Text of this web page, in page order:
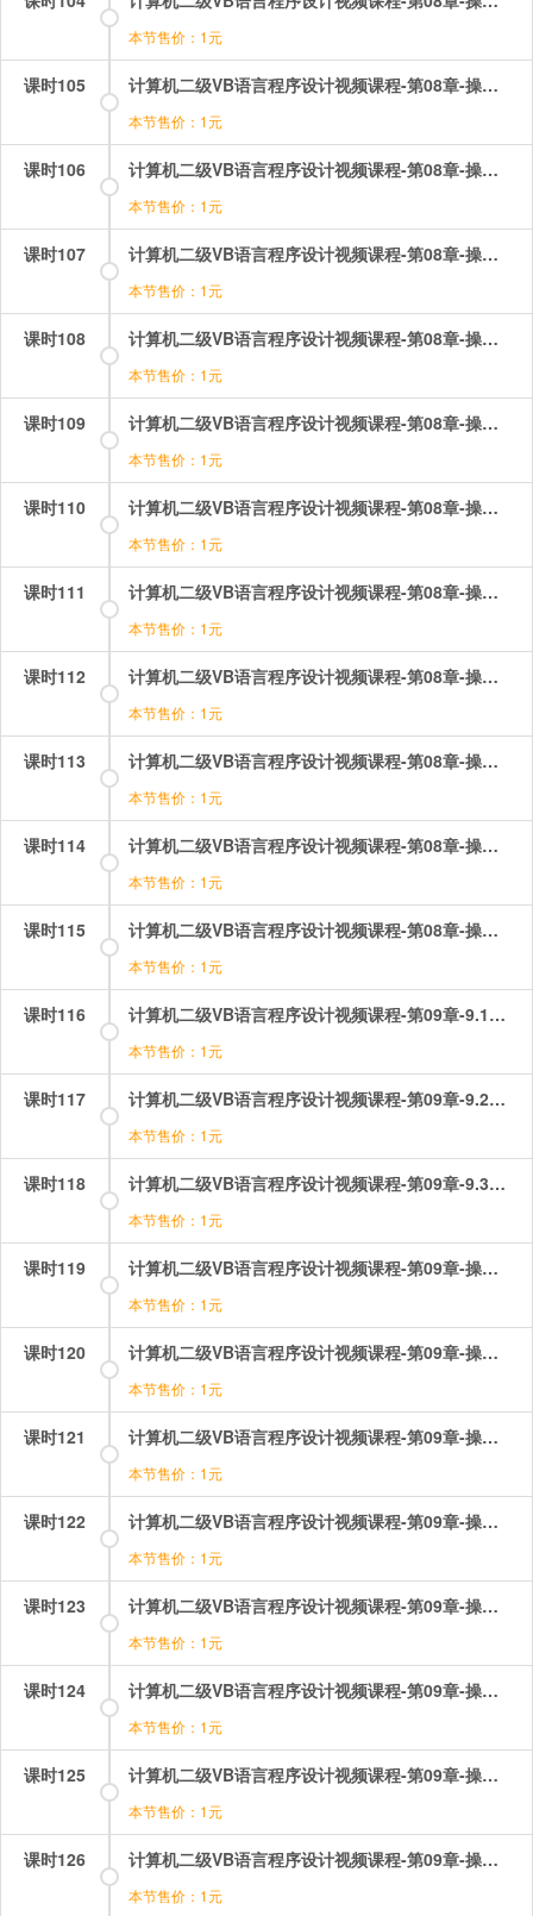
本节售价：1元
课时105 计算机二级VB语言程序设计视频课程-第08章-操作：控件数组及其基本操作.mp4
本节售价：1元
课时106 计算机二级VB语言程序设计视频课程-第08章-操作：控件数组的综合应用题.mp4
本节售价：1元
课时107 计算机二级VB语言程序设计视频课程-第08章-操作：数组的初始化三个函数.mp4
本节售价：1元
课时108 计算机二级VB语言程序设计视频课程-第08章-操作：数组的初始化排序.mp4
本节售价：1元
课时109 计算机二级VB语言程序设计视频课程-第08章-操作：数组的初始化数组的交换与合并.mp4
本节售价：1元
课时110 计算机二级VB语言程序设计视频课程-第08章-操作：数组的定义.mp4
本节售价：1元
课时111 计算机二级VB语言程序设计视频课程-第08章-操作：数组的清除和重新定义.mp4
本节售价：1元
课时112 计算机二级VB语言程序设计视频课程-第08章-操作：数组的综合应用1菲伯纳数列.mp4
本节售价：1元
课时113 计算机二级VB语言程序设计视频课程-第08章-操作：数组的综合应用2统计各分数段人数.mp4
本节售价：1元
课时114 计算机二级VB语言程序设计视频课程-第08章-操作：数组的综合应用3计算运费.mp4
本节售价：1元
课时115 计算机二级VB语言程序设计视频课程-第08章-操作：数组的综合应用4各行平均值的最大最小值.mp4
本节售价：1元
课时116 计算机二级VB语言程序设计视频课程-第09章-9.1Sub过程.mp4
本节售价：1元
课时117 计算机二级VB语言程序设计视频课程-第09章-9.2Funtion过程.mp4
本节售价：1元
课时118 计算机二级VB语言程序设计视频课程-第09章-9.3参数传送.mp4
本节售价：1元
课时119 计算机二级VB语言程序设计视频课程-第09章-操作：过程之function过程.mp4
本节售价：1元
课时120 计算机二级VB语言程序设计视频课程-第09章-操作：过程之sub子程序过程.mp4
本节售价：1元
课时121 计算机二级VB语言程序设计视频课程-第09章-操作：过程之Sub过程的应用.mp4
本节售价：1元
课时122 计算机二级VB语言程序设计视频课程-第09章-操作：过程之参数传递.mp4
本节售价：1元
课时123 计算机二级VB语言程序设计视频课程-第09章-操作：过程之完全平方数水仙花数.mp4
本节售价：1元
课时124 计算机二级VB语言程序设计视频课程-第09章-操作：过程之素数1.mp4
本节售价：1元
课时125 计算机二级VB语言程序设计视频课程-第09章-操作：过程之素数2.mp4
本节售价：1元
课时126 计算机二级VB语言程序设计视频课程-第09章-操作：过程之过程的简单应用.mp4
本节售价：1元